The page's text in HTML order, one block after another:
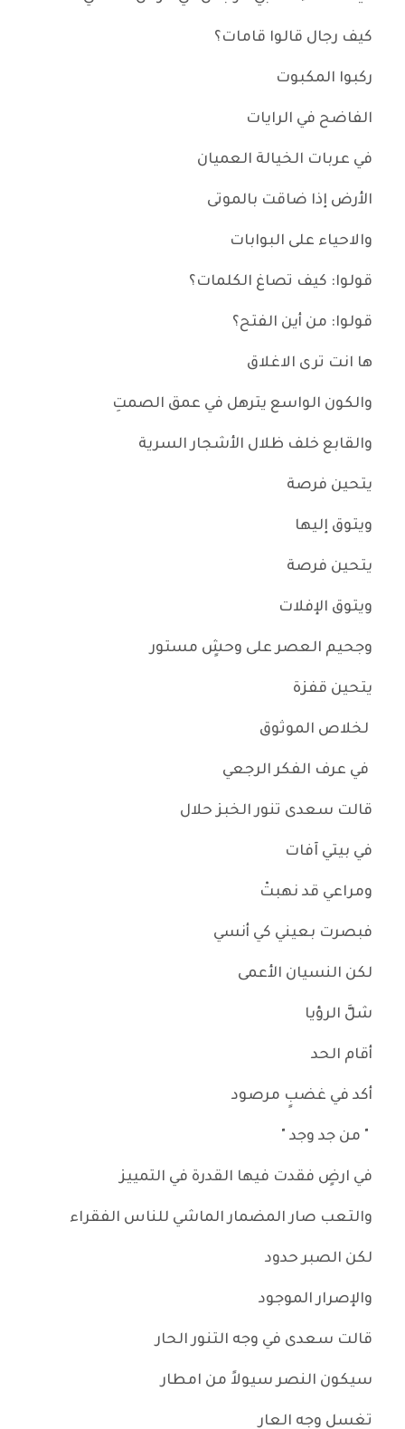
كيف رجال قالوا قامات؟
ركبوا المكبوت
الفاضح في الرايات
في عربات الخيالة العميان
الأرض إذا ضاقت بالموتى
والاحياء على البوابات
قولوا: كيف تصاغ الكلمات؟
قولوا: من أين الفتح؟
ها انت ترى الاغلاق
والكون الواسع يترهل في عمق الصمتِ
والقابع خلف ظلال الأشجار السرية
يتحين فرصة
ويتوق إليها
يتحين فرصة
ويتوق الإفلات
وجحيم العصر على وحشٍ مستور
يتحين قفزة
لخلاص الموثوق
في عرف الفكر الرجعي
قالت سعدى تنور الخبز حلال
في بيتي آفات
ومراعي قد نهبتْ
فبصرت بعيني كي أنسي
لكن النسيان الأعمى
شلَّ الرؤيا
أقام الحد
أكد في غضبٍ مرصود
" من جد وجد "
في ارضٍ فقدت فيها القدرة في التمييز
والتعب صار المضمار الماشي للناس الفقراء
لكن الصبر حدود
والإصرار الموجود
قالت سعدى في وجه التنور الحار
سيكون النصر سيولاً من امطار
تغسل وجه العار